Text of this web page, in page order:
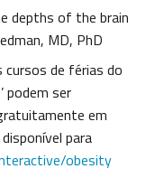
depths of the brain
MD, PhD
de férias do
podem ser
em
para
obesity